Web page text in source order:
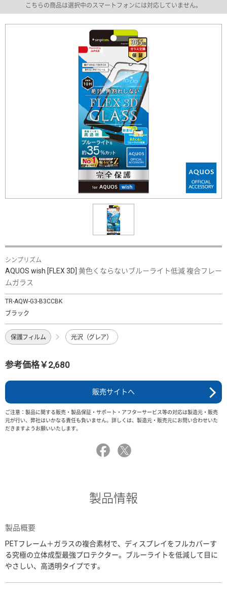
こちらの商品は選択中のスマートフォンには対応していません。
シンプリズム
AQUOS wish [FLEX 3D] 黄色くならないブルーライト低減 複合フレー
ムガラス
TR-AQW-G3-B3CCBK
ブラック
保護フィルム 光沢（グレア）
参考価格￥2,680
販売サイトへ
ご注意：製品に関する販売・製品保証・サポート・アフターサービス等の対応は製造元・販売
元が行い、弊社はいかなる責任も負いません。詳しくは、製造元・販売元にお問い合わせいた
だきますようお願いいたします。
製品情報
製品概要
PETフレーム＋ガラスの複合素材で、ディスプレイをフルカバーす
る究極の立体成型最強プロテクター。ブルーライトを低減して目に
やさしい、高透明タイプです。